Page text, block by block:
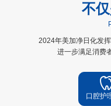
不
2024年美加净日化发
进一步满足消费
口腔护